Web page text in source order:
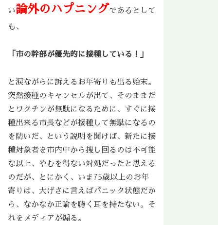
い論外のハプニングであるとして
も、
「市の幹部が優先的に接種している！」
と涙ながらに訴えるお年寄りも出る始末。
突然接種のキャンセルが出て、そのままだ
とワクチンが無駄になるために、すぐに接
種出来る市長などが接種して無駄になるの
を防いだ、という説明を聞けば、新たに接
種対象者を市内中から捜し回るのは不可能
な以上、やむを得ない対処だったと思える
のだが、とにかく、いま75歳以上のお年
寄りは、大げさに言えばパニック状態だか
ら、なかなか正論を聴く耳を持たない。そ
れをメディアが煽る。